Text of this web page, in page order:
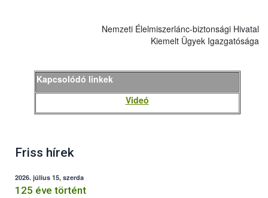
Nemzeti Élelmiszerlánc-biztonsági Hivatal
Kiemelt Ügyek Igazgatósága
Kapcsolódó linkek
Videó
Friss hírek
2026. július 15, szerda
125 éve történt